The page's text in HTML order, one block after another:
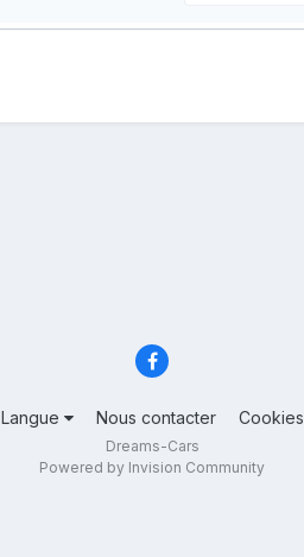
Langue Nous contacter Cookies
Dreams-Cars
Powered by Invision Community